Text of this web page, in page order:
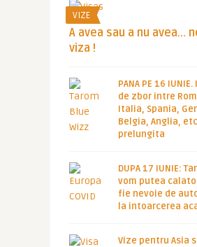
VIZE
A avea sau a nu avea…
viza !
PANA PE 16
de zbor intre
Italia, Spania,
Belgia, Anglia,
prelungita
DUPA 17 IUNIE:
vom putea
fie nevoie de
la intoarcerea
Vize pentru Asia